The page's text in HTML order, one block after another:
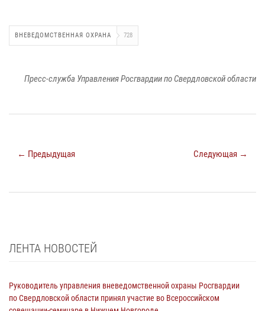
ВНЕВЕДОМСТВЕННАЯ ОХРАНА 728
Пресс-служба Управления Росгвардии по Свердловской области
← Предыдущая Следующая →
ЛЕНТА НОВОСТЕЙ
Руководитель управления вневедомственной охраны Росгвардии
по Свердловской области принял участие во Всероссийском